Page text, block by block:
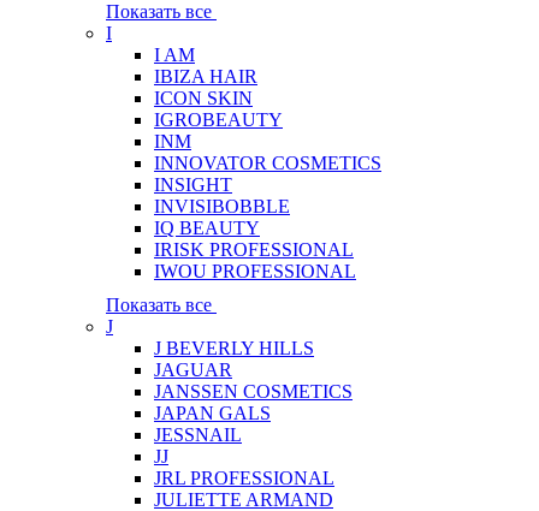
Показать все
I
I AM
IBIZA HAIR
ICON SKIN
IGROBEAUTY
INM
INNOVATOR COSMETICS
INSIGHT
INVISIBOBBLE
IQ BEAUTY
IRISK PROFESSIONAL
IWOU PROFESSIONAL
Показать все
J
J BEVERLY HILLS
JAGUAR
JANSSEN COSMETICS
JAPAN GALS
JESSNAIL
JJ
JRL PROFESSIONAL
JULIETTE ARMAND